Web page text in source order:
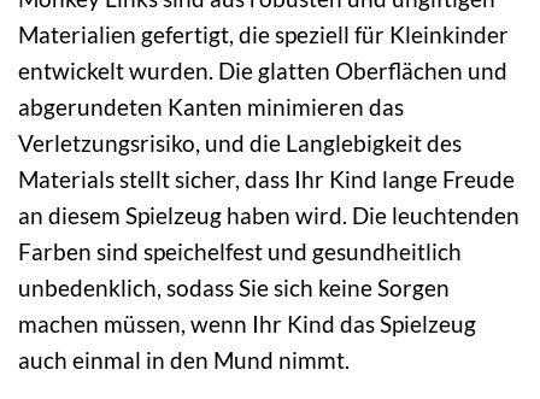
Materialien gefertigt, die speziell für Kleinkinder
entwickelt wurden. Die glatten Oberflächen und
abgerundeten Kanten minimieren das
Verletzungsrisiko, und die Langlebigkeit des
Materials stellt sicher, dass Ihr Kind lange Freude
an diesem Spielzeug haben wird. Die leuchtenden
Farben sind speichelfest und gesundheitlich
unbedenklich, sodass Sie sich keine Sorgen
machen müssen, wenn Ihr Kind das Spielzeug
auch einmal in den Mund nimmt.